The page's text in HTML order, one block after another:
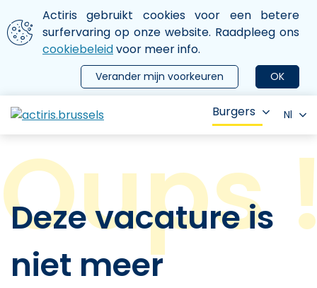
Aller au contenu principal
We gebruiken cookies
Actiris gebruikt cookies voor een betere
surfervaring op onze website. Raadpleeg ons
cookiebeleidvoor meer info.
OK
Verander mijn voorkeuren
le menu
Burgers Nl
Deze vacature is
niet meer